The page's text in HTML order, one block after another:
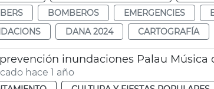
BOMBEROS EMERGENCIES
DANA 2024 CARTOGRAFÍA
inundaciones Palau Música
hace 1 año